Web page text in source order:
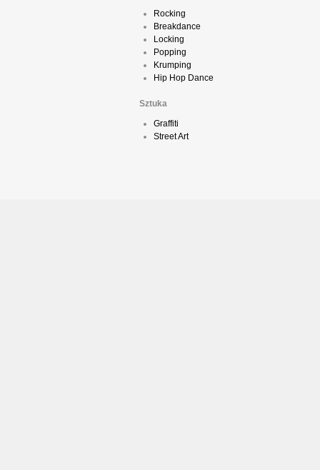
Rocking
Breakdance
Locking
Popping
Krumping
Hip Hop Dance
Sztuka
Graffiti
Street Art